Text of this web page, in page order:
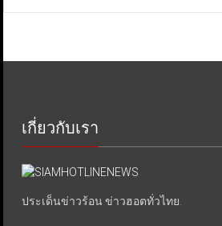
เกี่ยวกับเรา
ประเด็นข่าวร้อน ข่าวฮอตทั่วไทย.